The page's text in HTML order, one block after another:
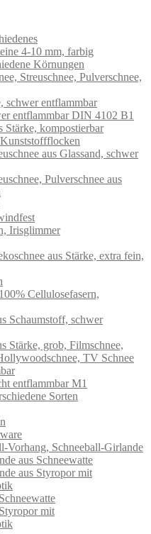
4-10 mm, farbig
Körnungen
Streuschnee, Pulverschnee,
schwer entflammbar
entflammbar DIN 4102 B1
Stärke, kompostierbar
aus Glassand, schwer
Pulverschnee aus
Irisglimmer
aus Stärke, extra fein,
Cellulosefasern,
Schaumstoff, schwer
Stärke, grob, Filmschnee,
TV Schnee
entflammbar M1
Sorten
Vorhang, Schneeball-Girlande
aus Schneewatte
aus Styropor mit
mit